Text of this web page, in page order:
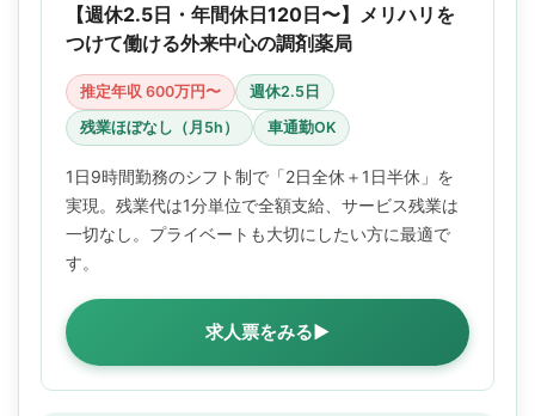
【週休2.5日・年間休日120日〜】メリハリを
つけて働ける外来中心の調剤薬局
推定年収 600万円〜
週休2.5日
残業ほぼなし（月5h）
車通勤OK
1日9時間勤務のシフト制で「2日全休＋1日半休」を
実現。残業代は1分単位で全額支給、サービス残業は
一切なし。プライベートも大切にしたい方に最適で
す。
求人票をみる▶